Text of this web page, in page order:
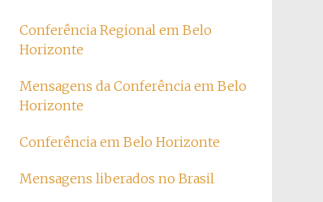
Conferência Regional em Belo
Horizonte
Mensagens da Conferência em Belo
Horizonte
Conferência em Belo Horizonte
Mensagens liberados no Brasil